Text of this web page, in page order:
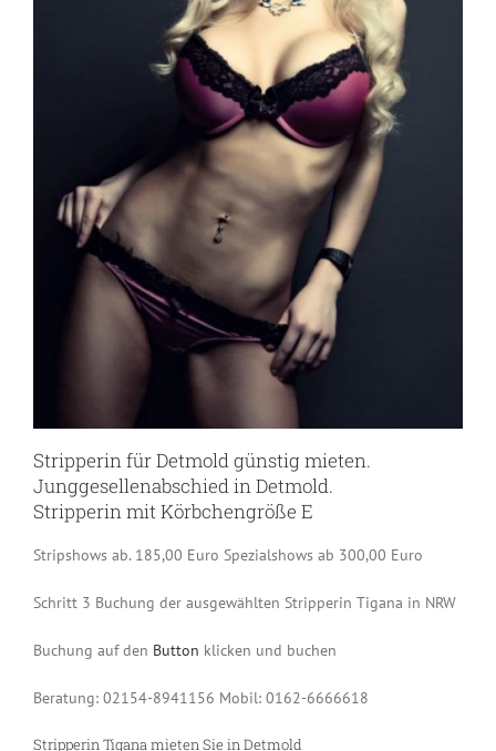
Stripperin für Detmold günstig mieten.
Junggesellenabschied in Detmold.
Stripperin mit Körbchengröße E
Stripshows ab. 185,00 Euro Spezialshows ab 300,00 Euro
Schritt 3 Buchung der ausgewählten Stripperin Tigana in NRW
Buchung auf den Button klicken und buchen
Beratung: 02154-8941156 Mobil: 0162-6666618
StripperinTigana mieten Sie in Detmold